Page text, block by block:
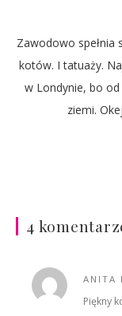
Zawodowo spełnia
kotów. I tatuaży.
w Londynie, bo
ziemi.
4
ANITA
Piękny